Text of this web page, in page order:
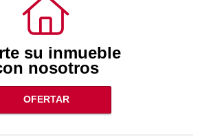
su inmueble
nosotros
OFERTAR